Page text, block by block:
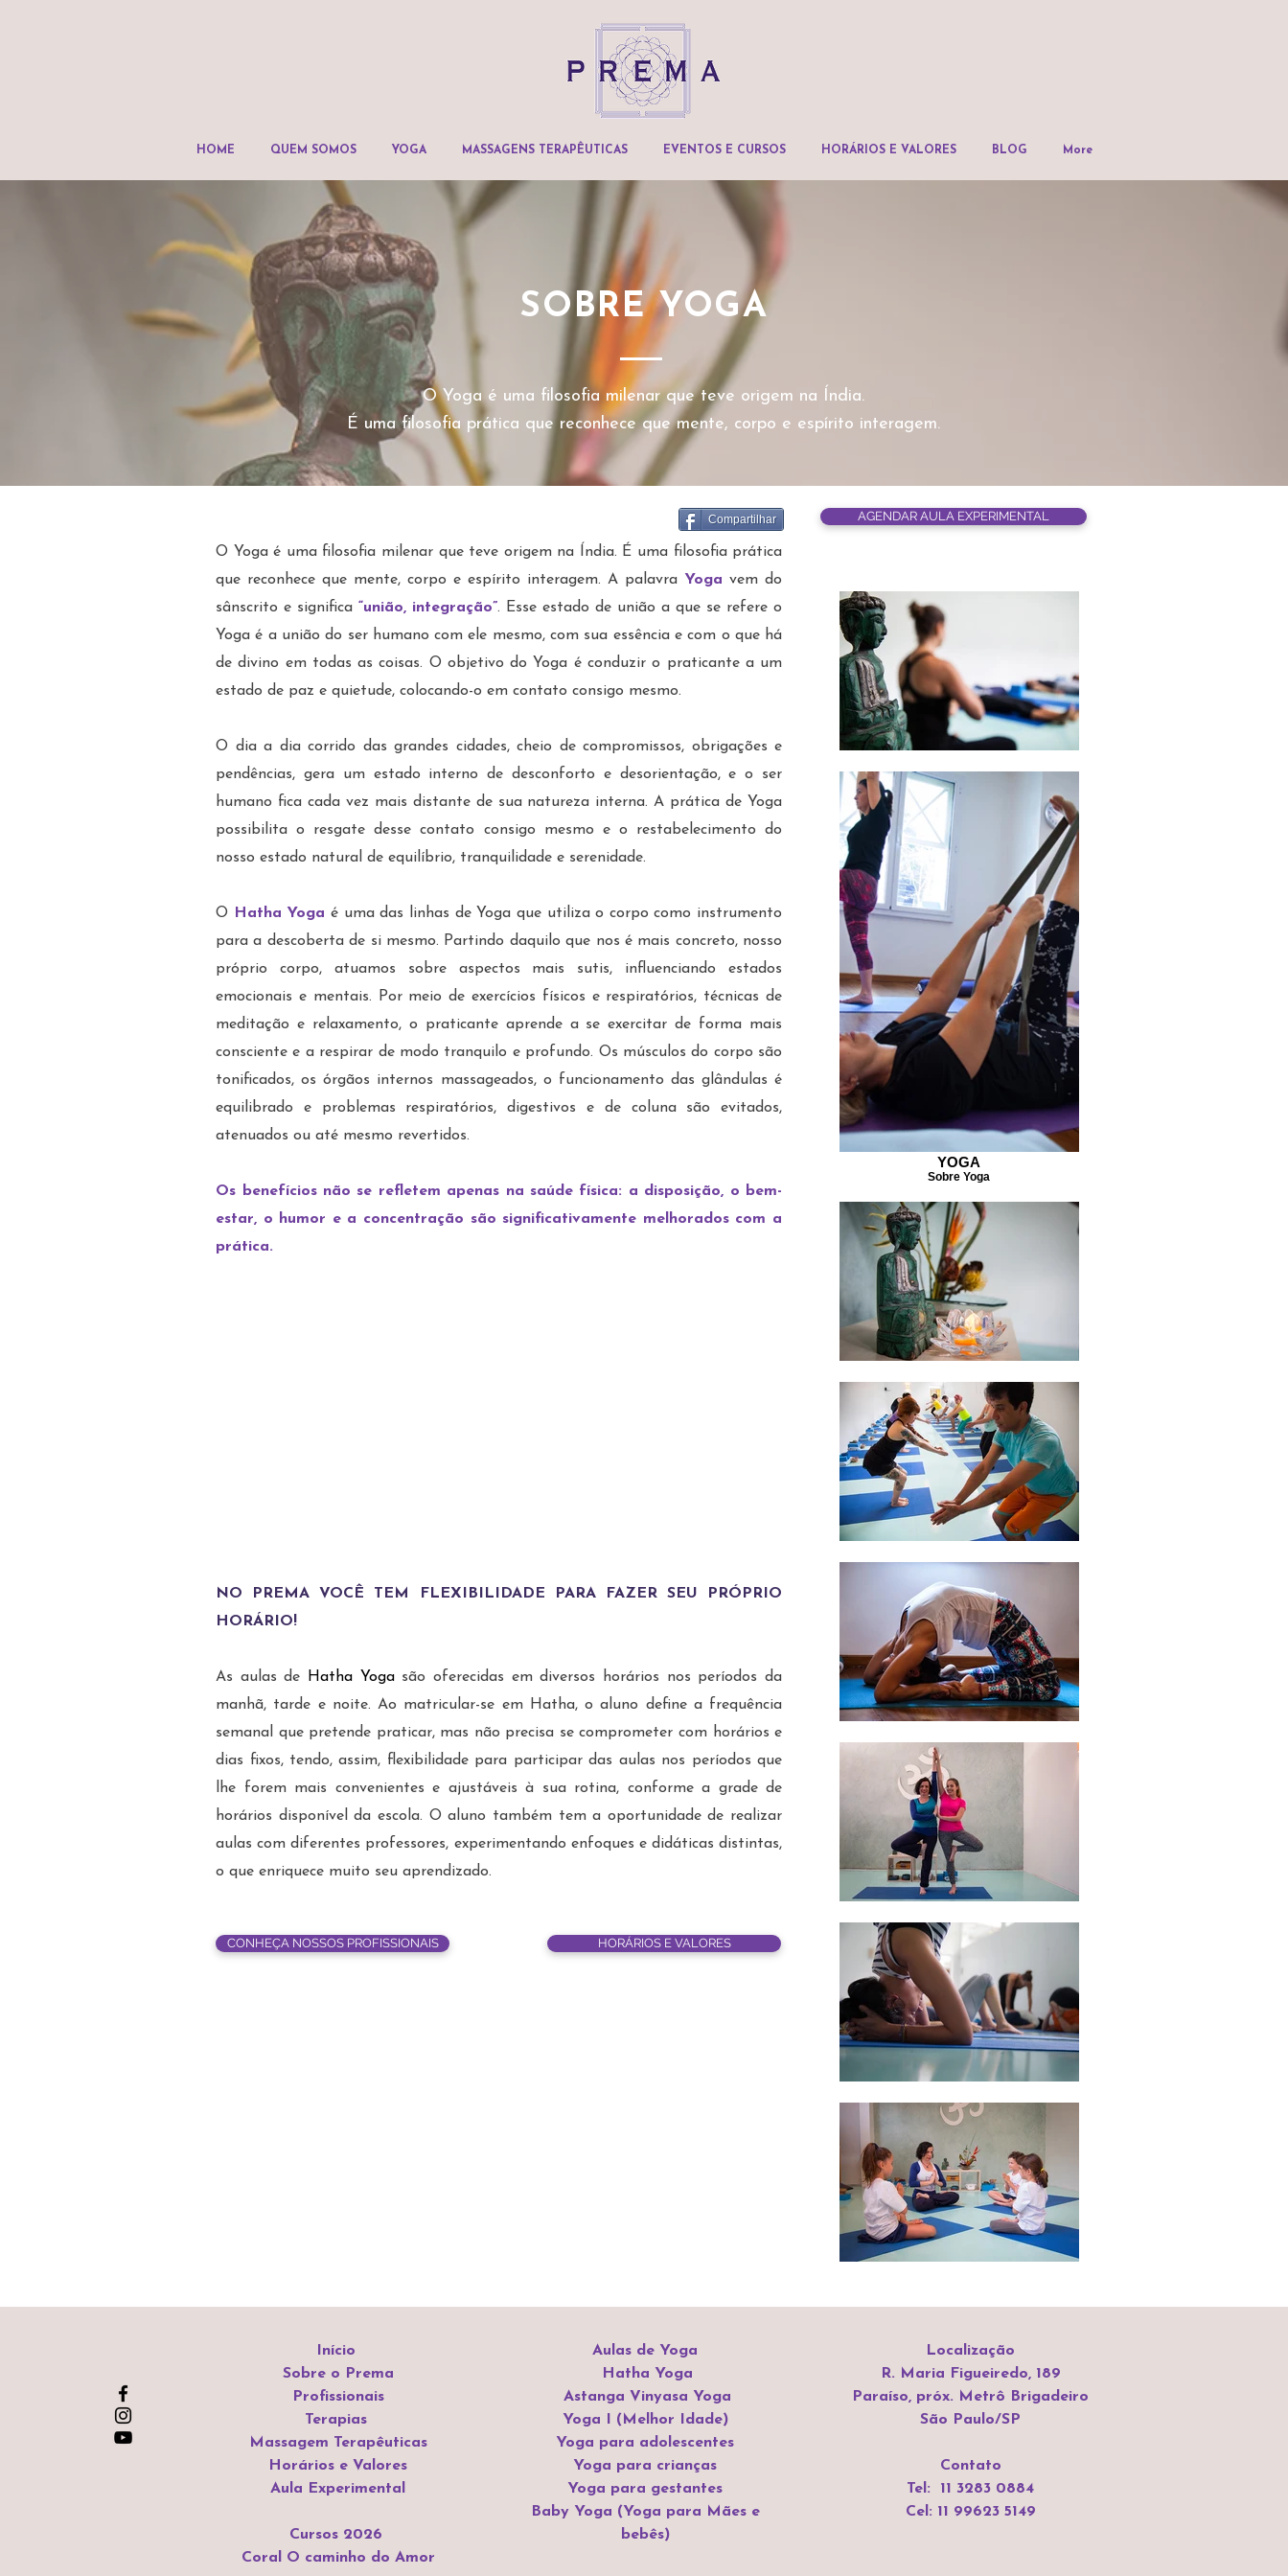
HOME QUEM SOMOS YOGA MASSAGENS TERAPÊUTICAS EVENTOS E CURSOS HORÁRIOS E VALORES BLOG More
SOBRE YOGA
O Yoga é uma filosofia milenar que teve origem na Índia.
É uma filosofia prática que reconhece que mente, corpo e espírito interagem.
Compartilhar
O Yoga é uma filosofia milenar que teve origem na Índia. É uma filosofia prática
que reconhece que mente, corpo e espírito interagem. A palavra Yoga vem do
sânscrito e significa“união, integração”. Esse estado de união a que se refere o
Yoga é a união do ser humano com ele mesmo, com sua essência e com o que há
de divino em todas as coisas. O objetivo do Yoga é conduzir o praticante a um
estado de paz e quietude, colocando-o em contato consigo mesmo.
O dia a dia corrido das grandes cidades, cheio de compromissos, obrigações e
pendências, gera um estado interno de desconforto e desorientação, e o ser
humano fica cada vez mais distante de sua natureza interna. A prática de Yoga
possibilita o resgate desse contato consigo mesmo e o restabelecimento do
nosso estado natural de equilíbrio, tranquilidade e serenidade.
O Hatha Yoga é uma das linhas de Yoga que utiliza o corpo como instrumento
para a descoberta de si mesmo. Partindo daquilo que nos é mais concreto, nosso
próprio corpo, atuamos sobre aspectos mais sutis, influenciando estados
emocionais e mentais. Por meio de exercícios físicos e respiratórios, técnicas de
meditação e relaxamento, o praticante aprende a se exercitar de forma mais
consciente e a respirar de modo tranquilo e profundo. Os músculos do corpo são
tonificados, os órgãos internos massageados, o funcionamento das glândulas é
equilibrado e problemas respiratórios, digestivos e de coluna são evitados,
atenuados ou até mesmo revertidos.
Os benefícios não se refletem apenas na saúde física: a disposição, o bem-
estar, o humor e a concentração são significativamente melhorados com a
prática.
NO PREMA VOCÊ TEM FLEXIBILIDADE PARA FAZER SEU PRÓPRIO
HORÁRIO!
As aulas de Hatha Yoga são oferecidas em diversos horários nos períodos da
manhã, tarde e noite. Ao matricular-se em Hatha, o aluno define a frequência
semanal que pretende praticar, mas não precisa se comprometer com horários e
dias fixos, tendo, assim, flexibilidade para participar das aulas nos períodos que
lhe forem mais convenientes e ajustáveis à sua rotina, conforme a grade de
horários disponível da escola. O aluno também tem a oportunidade de realizar
aulas com diferentes professores, experimentando enfoques e didáticas distintas,
o que enriquece muito seu aprendizado.
CONHEÇA NOSSOS PROFISSIONAIS HORÁRIOS E VALORES
AGENDAR AULA EXPERIMENTAL
YOGA
Sobre Yoga
Início
Sobre o Prema
Profissionais
Terapias
Massagem Terapêuticas
Horários e Valores
Aula Experimental
Cursos 2026
Coral O caminho do Amor
Aulas de Yoga
Hatha Yoga
Astanga Vinyasa Yoga
Yoga I (Melhor Idade)
Yoga para adolescentes
Yoga para crianças
Yoga para gestantes
Baby Yoga (Yoga para Mães e
bebês)
Localização
R. Maria Figueiredo, 189
Paraíso, próx. Metrô Brigadeiro
São Paulo/SP
Contato
Tel: 11 3283 0884
Cel: 11 99623 5149